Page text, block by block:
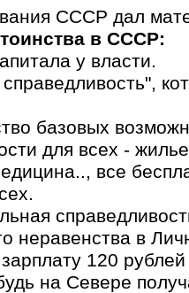
СССР дал
в СССР:
у власти.
базовых
для всех -
все
неравенства в
120
на Севере